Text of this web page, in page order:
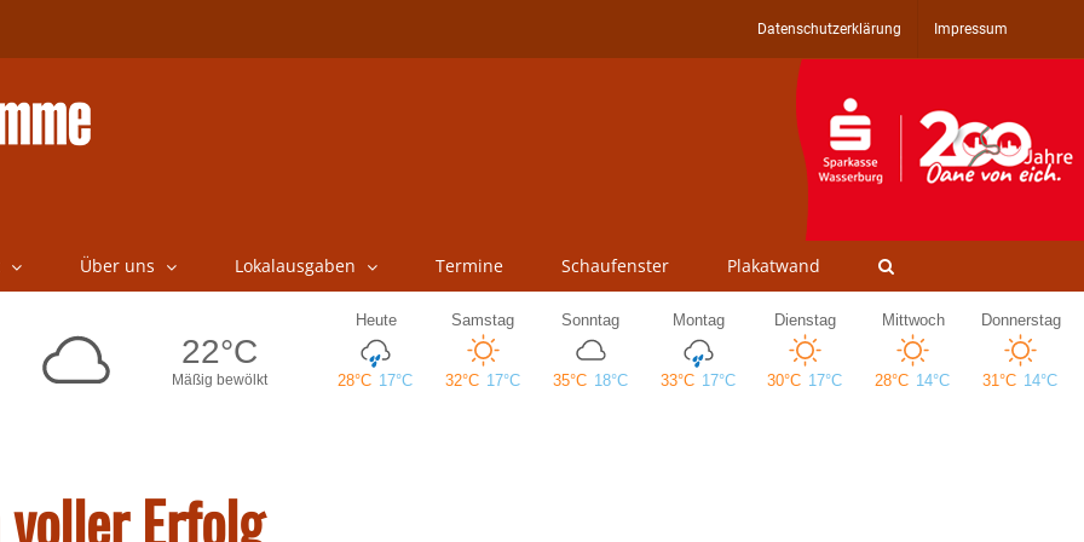
Datenschutzerklärung Impressum
Über uns Lokalausgaben Termine Schaufenster Plakatwand
Erfolg